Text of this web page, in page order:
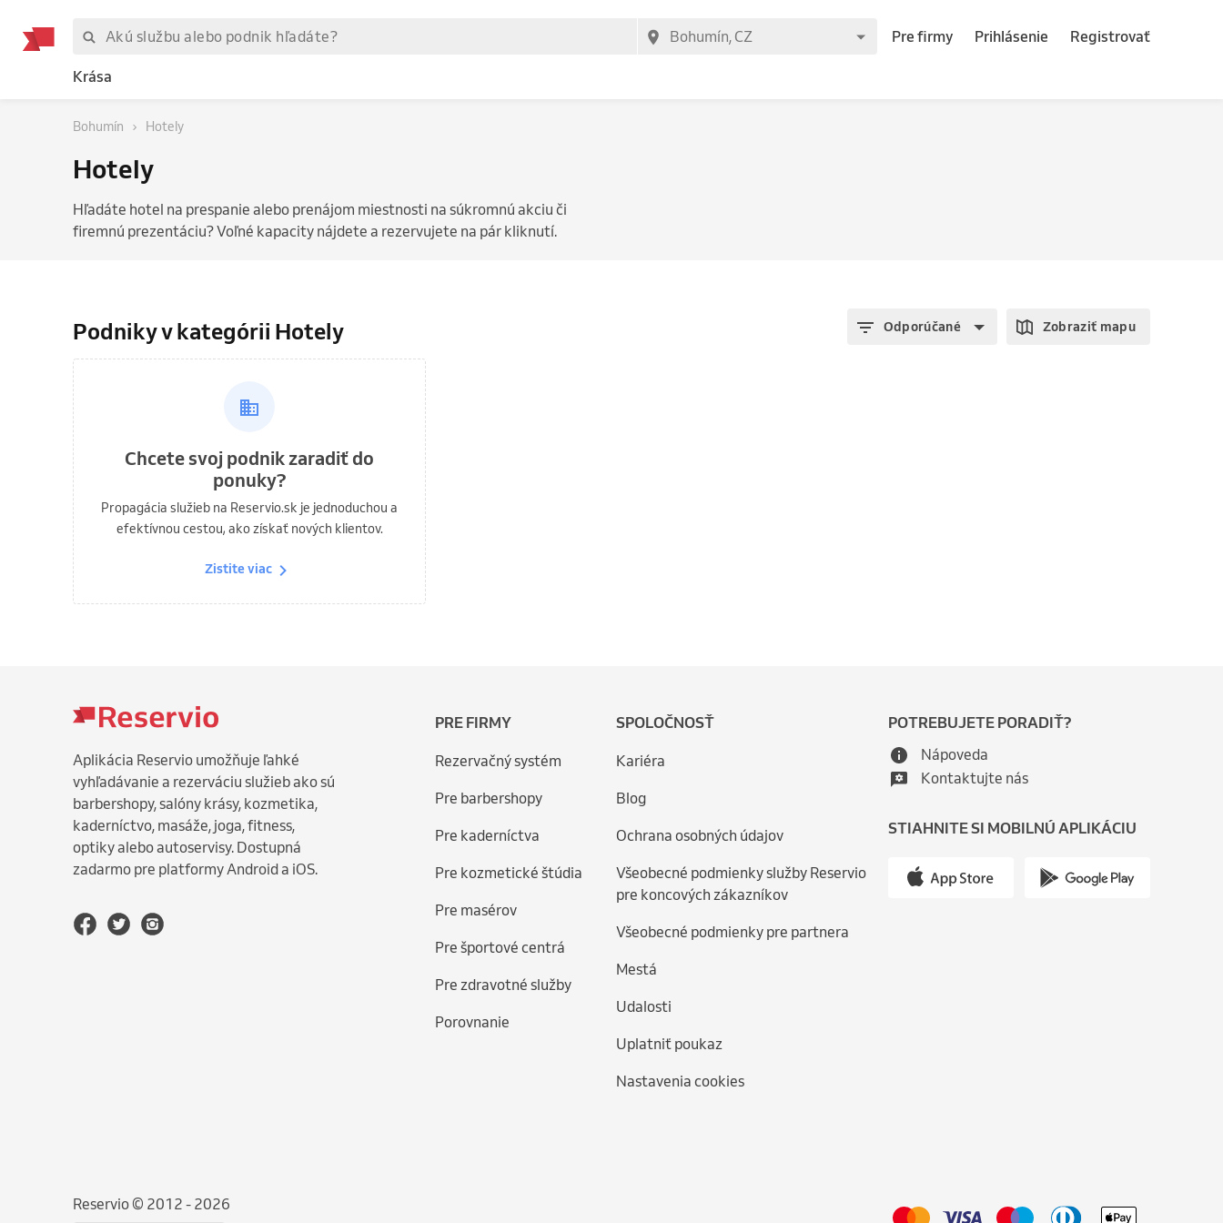
Pre firmy Prihlásenie Registrovať
Krása
Bohumín Hotely
Hotely
Hľadáte hotel na prespanie alebo prenájom miestnosti na súkromnú akciu či
firemnú prezentáciu? Voľné kapacity nájdete a rezervujete na pár kliknutí.
Podniky v kategórii Hotely Odporúčané Zobraziť mapu
Chcete svoj podnik zaradiť do
ponuky?
Propagácia služieb na Reservio.sk je jednoduchou a
efektívnou cestou, ako získať nových klientov.
Zistite viac
Aplikácia Reservio umožňuje ľahké
vyhľadávanie a rezerváciu služieb ako sú
barbershopy, salóny krásy, kozmetika,
kaderníctvo, masáže, joga, fitness,
optiky alebo autoservisy. Dostupná
zadarmo pre platformy Android a iOS.
PRE FIRMY
Rezervačný systém
Pre barbershopy
Pre kaderníctva
Pre kozmetické štúdia
Pre masérov
Pre športové centrá
Pre zdravotné služby
Porovnanie
SPOLOČNOSŤ
Kariéra
Blog
Ochrana osobných údajov
Všeobecné podmienky služby Reservio
pre koncových zákazníkov
Všeobecné podmienky pre partnera
Mestá
Udalosti
Uplatniť poukaz
Nastavenia cookies
POTREBUJETE PORADIŤ?
Nápoveda
Kontaktujte nás
STIAHNITE SI MOBILNÚ APLIKÁCIU
Reservio © 2012 - 2026